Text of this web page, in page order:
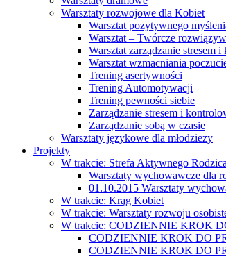
Warsztaty rozwojowe dla Kobiet
Warsztat pozytywnego
Warsztat – Twórcze
Warsztat zarządzanie stresem
Warsztat wzmacniania
Trening asertywności
Trening Automotywacji
Trening pewności siebie
Zarządzanie stresem i
Zarządzanie sobą w czasie
Warsztaty językowe dla młodziezy
Projekty
W trakcie: Strefa Aktywnego Rodzica
Warsztaty wychowawcze dla
01.10.2015 Warsztaty
W trakcie: Krąg Kobiet
W trakcie: Warsztaty rozwoju
W trakcie: CODZIENNIE KROK
CODZIENNIE KROK DO
CODZIENNIE KROK DO